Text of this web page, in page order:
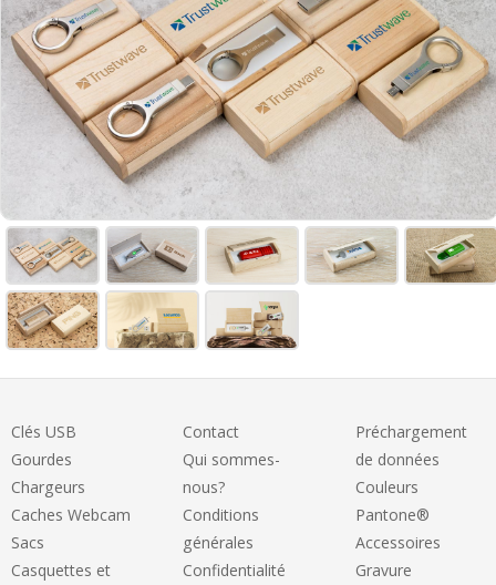
Clés USB
Gourdes
Chargeurs
Caches Webcam
Sacs
Casquettes et
Contact
Qui sommes-
nous?
Conditions
générales
Confidentialité
Préchargement
de données
Couleurs
Pantone®
Accessoires
Gravure